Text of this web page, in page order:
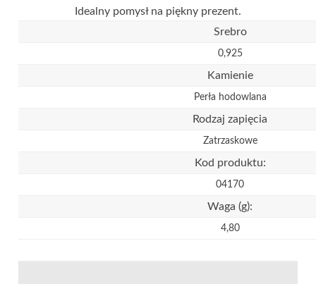
Idealny pomysł na piękny prezent.
Srebro
0,925
Kamienie
Perła hodowlana
Rodzaj zapięcia
Zatrzaskowe
Kod produktu:
04170
Waga (g):
4,80